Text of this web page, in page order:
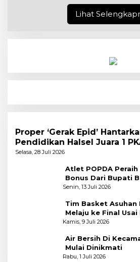
Lihat
Proper ‘Gerak Epid’
Pendidikan Halsel Juara 1
Pertama
Selasa, 28 Juli 2026
Atlet POPDA
Senin, 13 Juli 2026
Tim Basket Asuhan
Melaju ke Final
Kamis, 9 Juli 2026
Air Bersih Di
Mulai Dinikmati
Rabu, 1 Juli 2026